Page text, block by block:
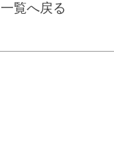
一覧へ戻る